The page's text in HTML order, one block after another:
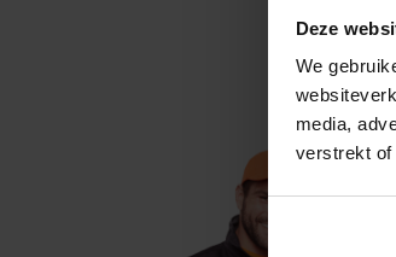
Deze
We
media,
verstrekt of